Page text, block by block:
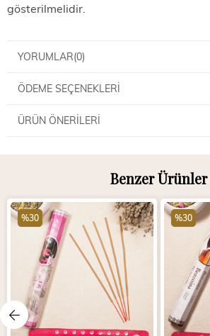
gösterilmelidir.
YORUMLAR(0)
ÖDEME SEÇENEKLERI
ÜRÜN ÖNERILERI
Benzer Ürünler
%30 %30